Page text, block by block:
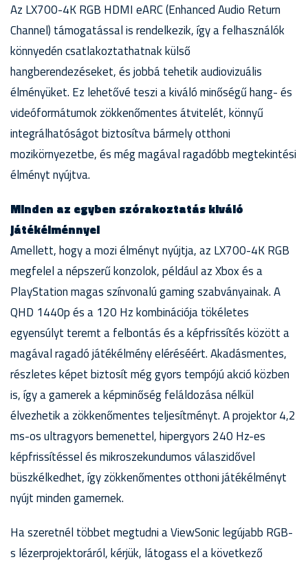
Az LX700-4K RGB HDMI eARC (Enhanced Audio Return
Channel) támogatással is rendelkezik, így a felhasználók
könnyedén csatlakoztathatnak külső
hangberendezéseket, és jobbá tehetik audiovizuális
élményüket. Ez lehetővé teszi a kiváló minőségű hang- és
videóformátumok zökkenőmentes átvitelét, könnyű
integrálhatóságot biztosítva bármely otthoni
mozikörnyezetbe, és még magával ragadóbb megtekintési
élményt nyújtva.
Minden az egyben szórakoztatás kiváló
játékélménnyel
Amellett, hogy a mozi élményt nyújtja, az LX700-4K RGB
megfelel a népszerű konzolok, például az Xbox és a
PlayStation magas színvonalú gaming szabványainak. A
QHD 1440p és a 120 Hz kombinációja tökéletes
egyensúlyt teremt a felbontás és a képfrissítés között a
magával ragadó játékélmény eléréséért. Akadásmentes,
részletes képet biztosít még gyors tempójú akció közben
is, így a gamerek a képminőség feláldozása nélkül
élvezhetik a zökkenőmentes teljesítményt. A projektor 4,2
ms-os ultragyors bemenettel, hipergyors 240 Hz-es
képfrissítéssel és mikroszekundumos válaszidővel
büszkélkedhet, így zökkenőmentes otthoni játékélményt
nyújt minden gamernek.
Ha szeretnél többet megtudni a ViewSonic legújabb RGB-
s lézerprojektoráról, kérjük, látogass el a következő